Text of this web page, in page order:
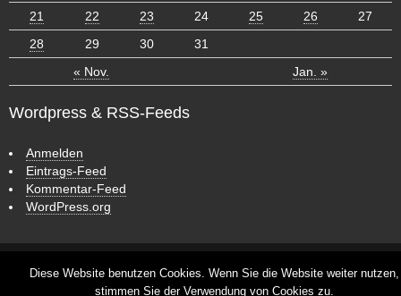
« Nov. Jan. »
21
22 23 24 25 26
27
28
29 30 31
Wordpress & RSS-Feeds
Anmelden
Eintrags-Feed
Kommentar-Feed
WordPress.org
ر
CyberChimps WordPress Themes
Diese Website benutzen Cookies. Wenn Sie die Website weiter nutzen,
stimmen Sie der Verwendung von Cookies zu.